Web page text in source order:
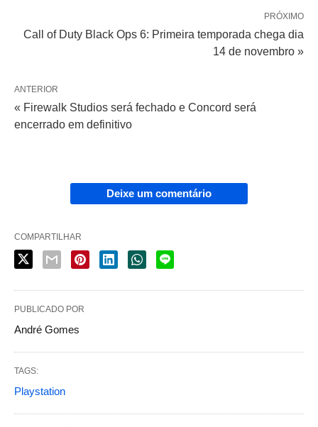
PRÓXIMO
Call of Duty Black Ops 6: Primeira temporada chega dia
14 de novembro »
ANTERIOR
« Firewalk Studios será fechado e Concord será
encerrado em definitivo
Deixe um comentário
COMPARTILHAR
PUBLICADO POR
André Gomes
TAGS:
Playstation